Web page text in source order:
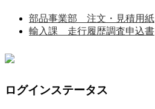
部品事業部 注文・見積用紙
輸入課 走行履歴調査申込書
ログインステータス